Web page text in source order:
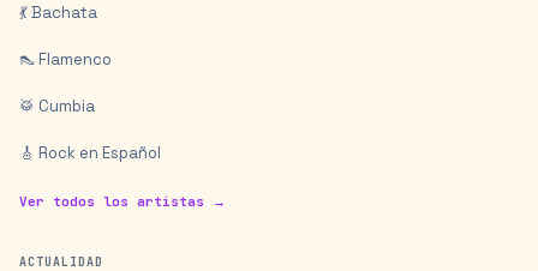
💃 Bachata
👠 Flamenco
🥁 Cumbia
🎸 Rock en Español
Ver todos los artistas →
ACTUALIDAD